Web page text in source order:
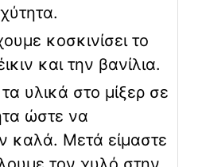
κοσκινίσει το
και την βανίλια.
υλικά στο μίξερ σε
ώστε να
καλά. Μετά είμαστε